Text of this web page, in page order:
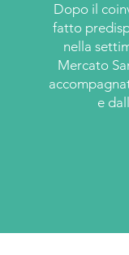
Dopo il
fatto
nella
Mercato
e